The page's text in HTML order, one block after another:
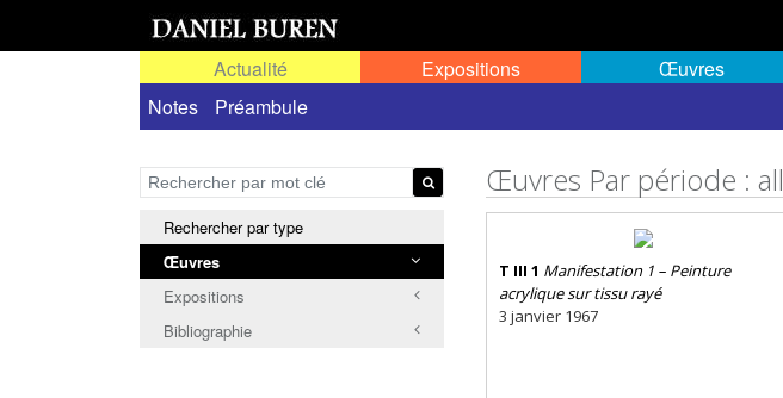
Actualité Expositions
Œuvres
Œuvres permanentes dans l'espace public ou semi-public
Notes
Préambule
Rechercher par type
Œuvres
Expositions
Bibliographie
Œuvres Par période : all
T III 1 Manifestation 1 – Peinture
acrylique sur tissu rayé
3 janvier 1967